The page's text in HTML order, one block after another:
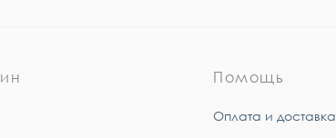
Помощь
Оплата и доставка